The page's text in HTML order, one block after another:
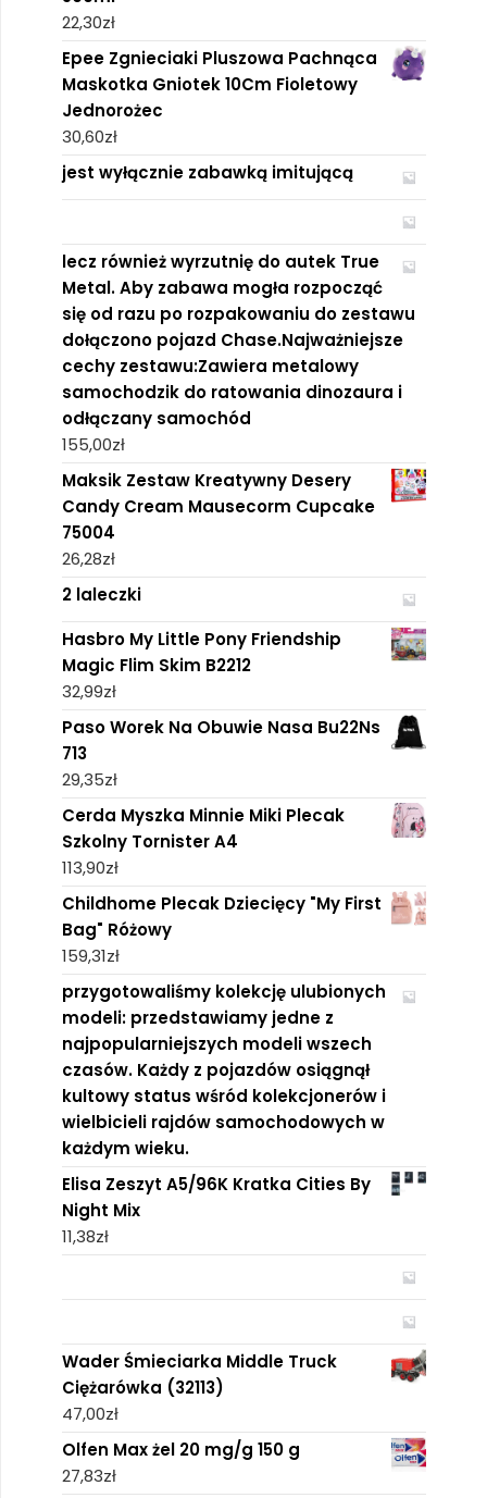
22,30zł
Epee Zgnieciaki Pluszowa Pachnąca
Maskotka Gniotek 10Cm Fioletowy
Jednorożec
30,60zł
jest wyłącznie zabawką imitującą
lecz również wyrzutnię do autek True
Metal. Aby zabawa mogła rozpocząć
się od razu po rozpakowaniu do zestawu
dołączono pojazd Chase.Najważniejsze
cechy zestawu:Zawiera metalowy
samochodzik do ratowania dinozaura i
odłączany samochód
155,00zł
Maksik Zestaw Kreatywny Desery
Candy Cream Mausecorm Cupcake
75004
26,28zł
2 laleczki
Hasbro My Little Pony Friendship
Magic Flim Skim B2212
32,99zł
Paso Worek Na Obuwie Nasa Bu22Ns
713
29,35zł
Cerda Myszka Minnie Miki Plecak
Szkolny Tornister A4
113,90zł
Childhome Plecak Dziecięcy "My First
Bag" Różowy
159,31zł
przygotowaliśmy kolekcję ulubionych
modeli: przedstawiamy jedne z
najpopularniejszych modeli wszech
czasów. Każdy z pojazdów osiągnął
kultowy status wśród kolekcjonerów i
wielbicieli rajdów samochodowych w
każdym wieku.
Elisa Zeszyt A5/96K Kratka Cities By
Night Mix
11,38zł
Wader Śmieciarka Middle Truck
Ciężarówka (32113)
47,00zł
Olfen Max żel 20 mg/g 150 g
27,83zł